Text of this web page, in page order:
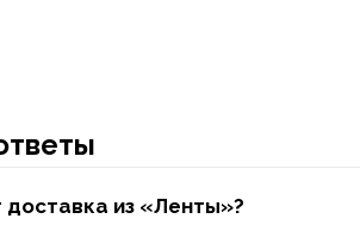
из «Ленты»?